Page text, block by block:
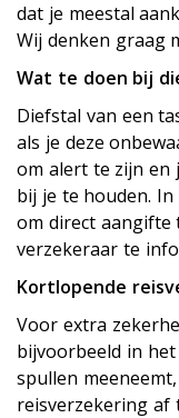
dat je meestal
Wij denken graag
Wat te doen bij
Diefstal van een
als je deze
om alert te zijn en
bij je te houden.
om direct aangifte
verzekeraar te
Kortlopende
Voor extra
bijvoorbeeld in
spullen
reisverzekering af